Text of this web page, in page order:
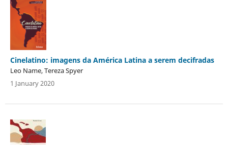
Cinelatino: imagens da América Latina a serem decifradas
Leo Name, Tereza Spyer
1 January 2020